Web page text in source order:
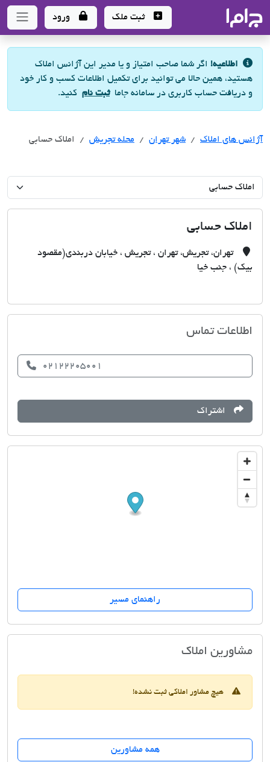
- سامانه جامع املاک و مشاورین املاک
ثبت ملک ورود
اطلاعیه! اگر شما صاحب امتیاز و یا مدیر این آژانس املاک
هستید، همین حالا می توانید برای تکمیل اطلاعات کسب و کار خود
و دریافت حساب کاربری در سامانه جاماثبت نام کنید.
آژانس های املاک آژانس های املاک
شهر تهران آژانس های املاک
محله تجریش املاک حسابی
املاک حسابی
تهران، تجریش، تهران ، تجریش ، خیابان دربندی(مقصود
بیک) ، جنب خیا
اطلاعات تماس
02122205001
اشتراک
راهنمای مسیر
مشاورین املاکاملاک حسابی
هیچ مشاور املاکی ثبت نشده!
همه مشاورین